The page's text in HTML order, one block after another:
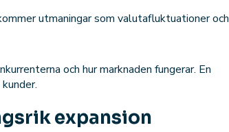
utmaningar som valutafluktuationer och
och hur marknaden fungerar. En
expansion